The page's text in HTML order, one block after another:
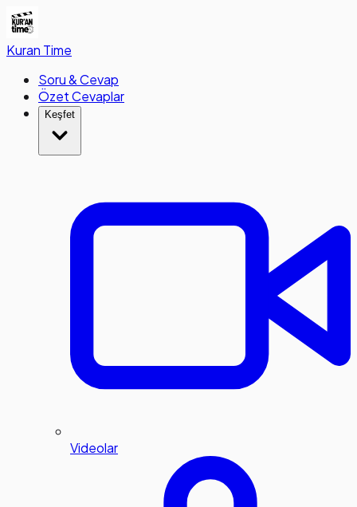
Kuran Time
Soru & Cevap
Özet Cevaplar
Keşfet
Videolar